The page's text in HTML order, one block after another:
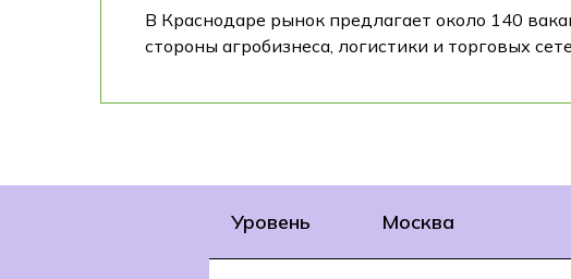
В Краснодаре рынок предлагает около 140
стороны агробизнеса, логистики и торговых
Уровень Москва